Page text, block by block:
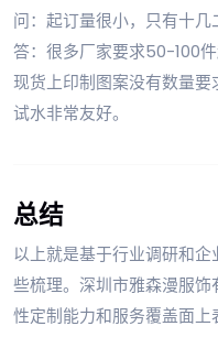
问：起订量很小，只有十几
答：很多厂家要求50-100
现货上印制图案没有数量
试水非常友好。
总结
以上就是基于行业调研和
些梳理。深圳市雅森漫服
性定制能力和服务覆盖面